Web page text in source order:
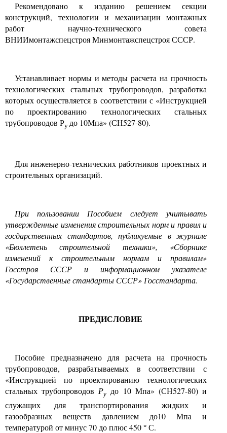
Рекомендовано к изданию решением секции
конструкций, технологии и механизации монтажных
работ научно-технического совета
ВНИИмонтажспецстроя Минмонтажспецстроя СССР.
Устанавливает нормы и методы расчета на прочность
технологических стальных трубопроводов, разработка
которых осуществляется в соответствии с «Инструкцией
по проектированию технологических стальных
трубопроводов Ру до 10Мпа» (СН527-80).
Для инженерно-технических работников проектных и
строительных организаций.
При пользовании Пособием следует учитывать
утвержденные изменения строительных норм и правил и
госдарственных стандартов, публикуемые в журнале
«Бюллетень строительной техники», «Сборнике
изменений к строительным нормам и правилам»
Госстроя СССР и информационном указателе
«Государственные стандарты СССР» Госстандарта.
ПРЕДИСЛОВИЕ
Пособие предназначено для расчета на прочность
трубопроводов, разрабатываемых в соответствии с
«Инструкцией по проектированию технологических
стальных трубопроводовРу до 10 Мпа» (СН527-80) и
служащих для транспортирования жидких и
газообразных веществ давлением до10 Мпа и
температурой от минус 70 до плюс 450 ° С.